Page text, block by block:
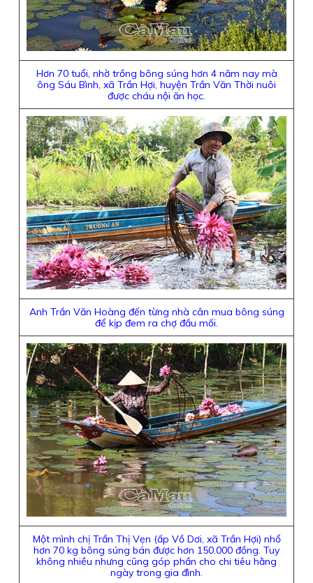
Hơn 70 tuổi, nhờ trồng bông súng hơn 4 năm nay mà
ông Sáu Bình, xã Trần Hợi, huyện Trần Văn Thời nuôi
được cháu nội ăn học.
Anh Trần Văn Hoàng đến từng nhà cân mua bông súng
để kịp đem ra chợ đầu mối.
Một mình chị Trần Thị Vẹn (ấp Vồ Dơi, xã Trần Hợi) nhổ
hơn 70 kg bông súng bán được hơn 150.000 đồng. Tuy
không nhiều nhưng cũng góp phần cho chi tiêu hằng
ngày trong gia đình.